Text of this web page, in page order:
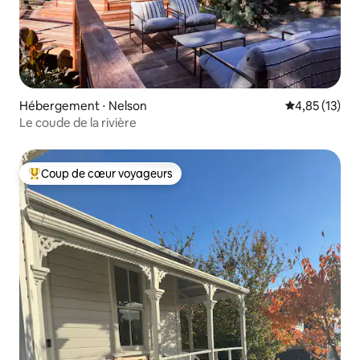
Hébergement ⋅ Nelson Évaluation
4,85 (13)
Le coude de la rivière
Coups de cœur voyageurs les plus appréciés
Coup de cœur voyageurs